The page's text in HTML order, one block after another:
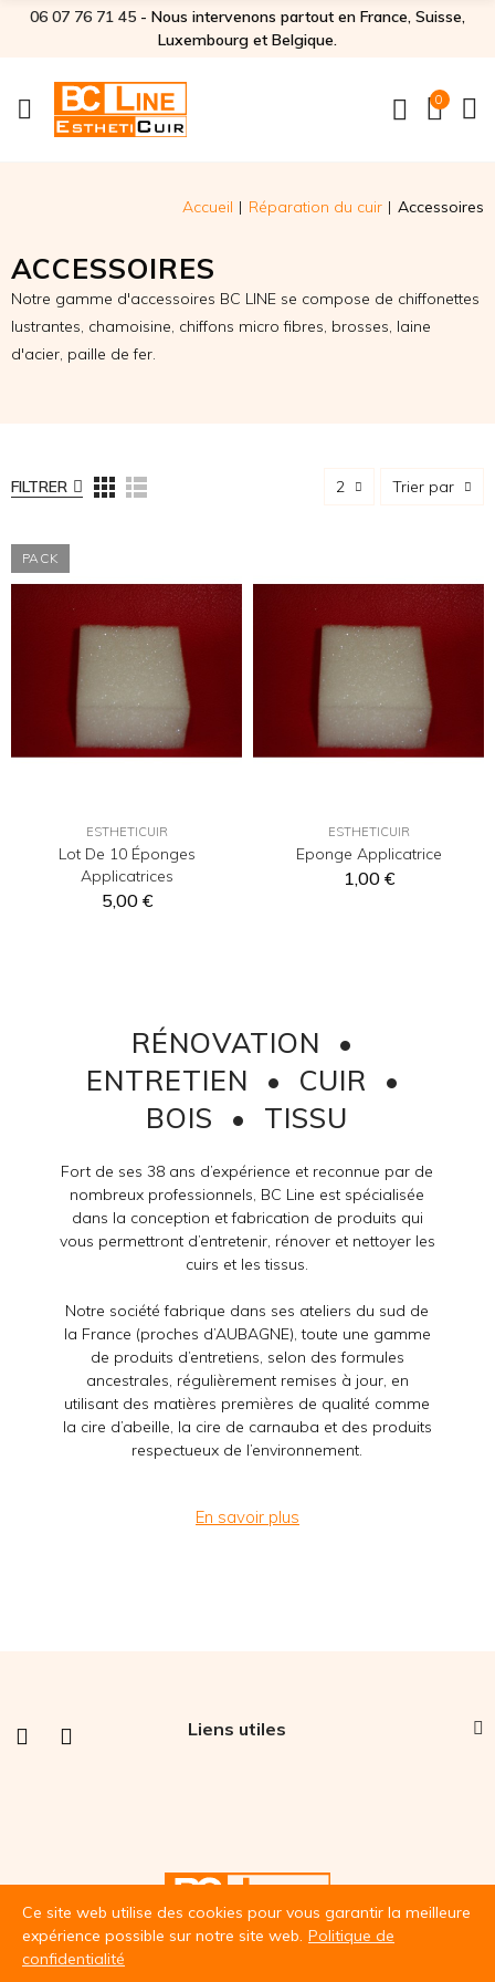
06 07 76 71 45‬ - Nous intervenons partout en France, Suisse,
Luxembourg et Belgique.
0
Accueil Réparation du cuir Accessoires
ACCESSOIRES
Notre gamme d'accessoires BC LINE se compose de chiffonettes
lustrantes, chamoisine, chiffons micro fibres, brosses, laine
d'acier, paille de fer.
FILTRER 2 Trier par
PACK
ESTHETICUIR
Lot De 10 Éponges
Applicatrices
5,00 €
ESTHETICUIR
Eponge Applicatrice
1,00 €
RÉNOVATION •
ENTRETIEN • CUIR •
BOIS • TISSU
Fort de ses 38 ans d’expérience et reconnue par de
nombreux professionnels, BC Line est spécialisée
dans la conception et fabrication de produits qui
vous permettront d’entretenir, rénover et nettoyer les
cuirs et les tissus.
Notre société fabrique dans ses ateliers du sud de
la France (proches d’AUBAGNE), toute une gamme
de produits d’entretiens, selon des formules
ancestrales, régulièrement remises à jour, en
utilisant des matières premières de qualité comme
la cire d’abeille, la cire de carnauba et des produits
respectueux de l’environnement.
En savoir plus
Liens utiles
Ce site web utilise des cookies pour vous garantir la meilleure
expérience possible sur notre site web. Politique de
confidentialité